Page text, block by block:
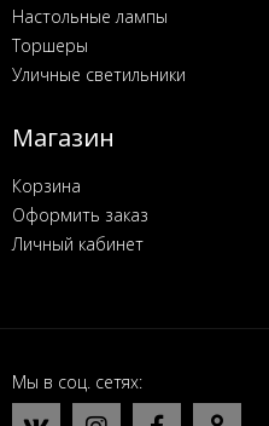
Настольные лампы
Торшеры
Уличные светильники
Магазин
Корзина
Оформить заказ
Личный кабинет
Мы в соц. сетях